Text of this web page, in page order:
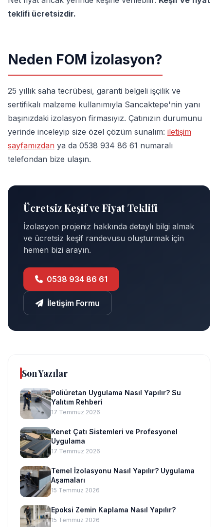
teklifi ücretsizdir.
Neden FOM İzolasyon?
25 yıllık saha tecrübesi, garanti belgeli işçilik ve
sertifikalı malzeme kullanımıyla Sancaktepe'nin yanı
başınızdaki izolasyon firmasıyız. Çatınızın durumunu
yerinde inceleyip size özel çözüm sunalım: iletişim
sayfamızdan ya da 0538 934 86 61 numaralı
telefondan bize ulaşın.
Ücretsiz Keşif ve Fiyat Teklifi
İzolasyon projeniz hakkında detaylı bilgi almak
ve ücretsiz keşif randevusu oluşturmak için
hemen bizi arayın.
0538 934 86 61
İletişim Formu
Son Yazılar
Poliüretan Uygulama Nasıl Yapılır? Su
Yalıtım Rehberi
17 Temmuz 2026
Kenet Çatı Sistemleri ve Profesyonel
Uygulama
17 Temmuz 2026
Temel İzolasyonu Nasıl Yapılır? Uygulama
Aşamaları
15 Temmuz 2026
Epoksi Zemin Kaplama Nasıl Yapılır?
15 Temmuz 2026